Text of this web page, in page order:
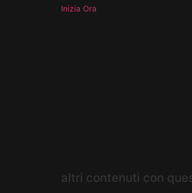
Inizia Ora
altri contenuti con